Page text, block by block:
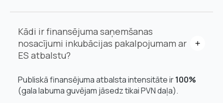
Kādi ir finansējuma saņemšanas
nosacījumi inkubācijas pakalpojumam ar
ES atbalstu?
Publiskā finansējuma atbalsta intensitāte ir100%
(gala labuma guvējam jāsedz tikai PVN daļa).